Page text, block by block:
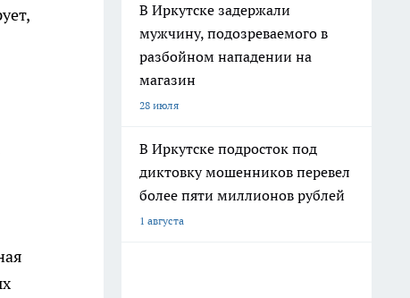
В Иркутске задержали
мужчину, подозреваемого в
разбойном нападении на
магазин
28 июля
В Иркутске подросток под
диктовку мошенников перевел
более пяти миллионов рублей
1 августа